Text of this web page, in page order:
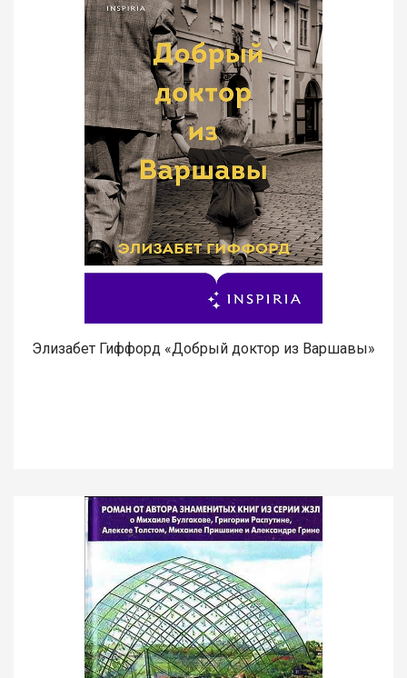
Элизабет Гиффорд «Добрый доктор из Варшавы»